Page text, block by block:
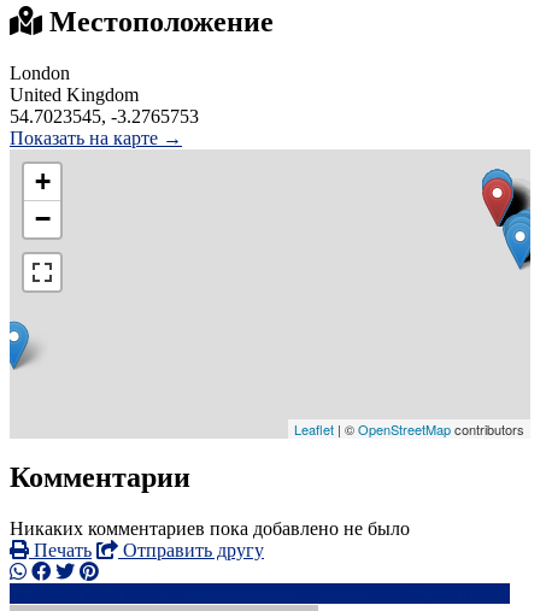
Местоположение
London
United Kingdom
54.7023545, -3.2765753
Показать на карте →
+
−
Leaflet | ©OpenStreetMapcontributors
Комментарии
Никаких комментариев пока добавлено не было
Печать
Отправить другу